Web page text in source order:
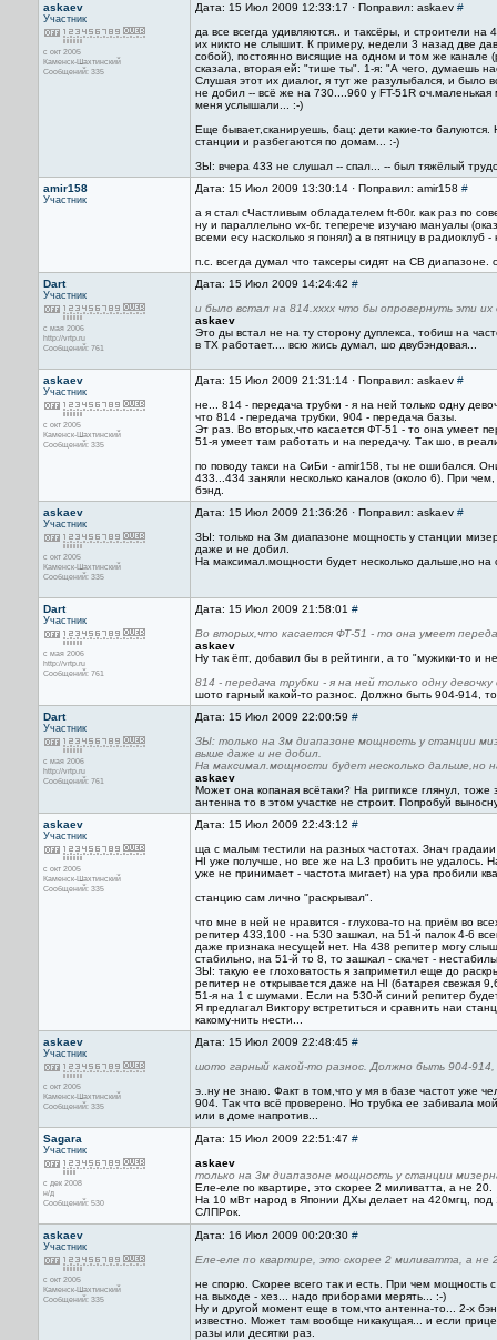
askaev
Участник
с окт 2005
Каменск-Шахтинский
Сообщений: 335
Дата: 15 Июл 2009 12:33:17 · Поправил: askaev #
да все всегда удивляются.. и таксёры, и строители
их никто не слышит. К примеру, недели 3 назад две
собой), постоянно висящие на одном и том же канале
сказала, вторая ей: "тише ты". 1-я: "А чего, думаешь
Слушая этот их диалог, я тут же разулыбался, и было
не добил -- всё же на 730....960 у FT-51R
меня услышали... :-)
Еще бывает,сканируешь, бац: дети какие-то балуются.
станции и разбегаются по домам... :-)
ЗЫ: вчера 433 не слушал -- спал... -- был тяжёлый
amir158
Участник
Дата: 15 Июл 2009 13:30:14 · Поправил: amir158 #
а я стал сЧастливым обладателем ft-60r. как раз по
ну и параллельно vx-6r. теперече изучаю мануалы
всеми есу насколько я понял) а в пятницу в радиоклуб
п.с. всегда думал что таксеры сидят на СВ диапазоне.
Dart
Участник
с мая 2006
http://vrtp.ru
Сообщений: 761
Дата: 15 Июл 2009 14:24:42 #
и было встал на 814.хххх что бы опровернуть эти
askaev
Это ды встал не на ту сторону дуплекса, тобиш на
в ТХ работает.... всю жись думал, шо двубэндовая...
askaev
Участник
с окт 2005
Каменск-Шахтинский
Сообщений: 335
Дата: 15 Июл 2009 21:31:14 · Поправил: askaev #
не... 814 - передача трубки - я на ней только одну
что 814 - передача трубки, 904 - передача базы.
Эт раз. Во вторых,что касается ФТ-51 - то она умеет
51-я умеет там работать и на передачу. Так шо, в
по поводу такси на СиБи - amir158, ты не ошибался.
433...434 заняли несколько каналов (около 6). При
бэнд.
askaev
Участник
с окт 2005
Каменск-Шахтинский
Сообщений: 335
Дата: 15 Июл 2009 21:36:26 · Поправил: askaev #
ЗЫ: только на 3м диапазоне мощность у станции
даже и не добил.
На максимал.мощности будет несколько дальше,но на
Dart
Участник
с мая 2006
http://vrtp.ru
Сообщений: 761
Дата: 15 Июл 2009 21:58:01 #
Во вторых,что касается ФТ-51 - то она умеет
askaev
Ну так ёпт, добавил бы в рейтинги, а то "мужики-то и
814 - передача трубки - я на ней только одну
шото гарный какой-то разнос. Должно быть 904-914,
Dart
Участник
с мая 2006
http://vrtp.ru
Сообщений: 761
Дата: 15 Июл 2009 22:00:59 #
ЗЫ: только на 3м диапазоне мощность у станции
выше даже и не добил.
На максимал.мощности будет несколько дальше,но
askaev
Может она копаная всётаки? На ригпиксе глянул,
антенна то в этом участке не строит. Попробуй
askaev
Участник
с окт 2005
Каменск-Шахтинский
Сообщений: 335
Дата: 15 Июл 2009 22:43:12 #
ща с малым тестили на разных частотах. Знач
HI уже получше, но все же на L3 пробить не удалось.
уже не принимает - частота мигает) на ура пробили
станцию сам лично "раскрывал".
что мне в ней не нравится - глухова-то на приём во
репитер 433,100 - на 530 зашкал, на 51-й палок 4-6
даже признака несущей нет. На 438 репитер могу
стабильно, на 51-й то 8, то зашкал - скачет -
ЗЫ: такую ее глоховатость я заприметил еще до
репитер не открывается даже на HI (батарея свежая
51-я на 1 с шумами. Если на 530-й синий репитер
Я предлагал Виктору встретиться и сравнить наи
какому-нить нести...
askaev
Участник
с окт 2005
Каменск-Шахтинский
Сообщений: 335
Дата: 15 Июл 2009 22:48:45 #
шото гарный какой-то разнос. Должно быть 904-
э..ну не знаю. Факт в том,что у мя в базе частот уже
904. Так что всё проверено. Но трубка ее забивала
или в доме напротив...
Sagara
Участник
с дек 2008
н/д
Сообщений: 530
Дата: 15 Июл 2009 22:51:47 #
askaev
только на 3м диапазоне мощность у станции
Еле-еле по квартире, это скорее 2 миливатта, а не 20.
На 10 мВт народ в Японии ДХы делает на 420мгц, под
СЛПРок.
askaev
Участник
с окт 2005
Каменск-Шахтинский
Сообщений: 335
Дата: 16 Июл 2009 00:20:30 #
Еле-еле по квартире, это скорее 2 миливатта, а не
не спорю. Скорее всего так и есть. При чем мощность
на выходе - хез... надо приборами мерять... :-)
Ну и другой момент еще в том,что антенна-то... 2-х
известно. Может там вообще никакущая... и если
разы или десятки раз.